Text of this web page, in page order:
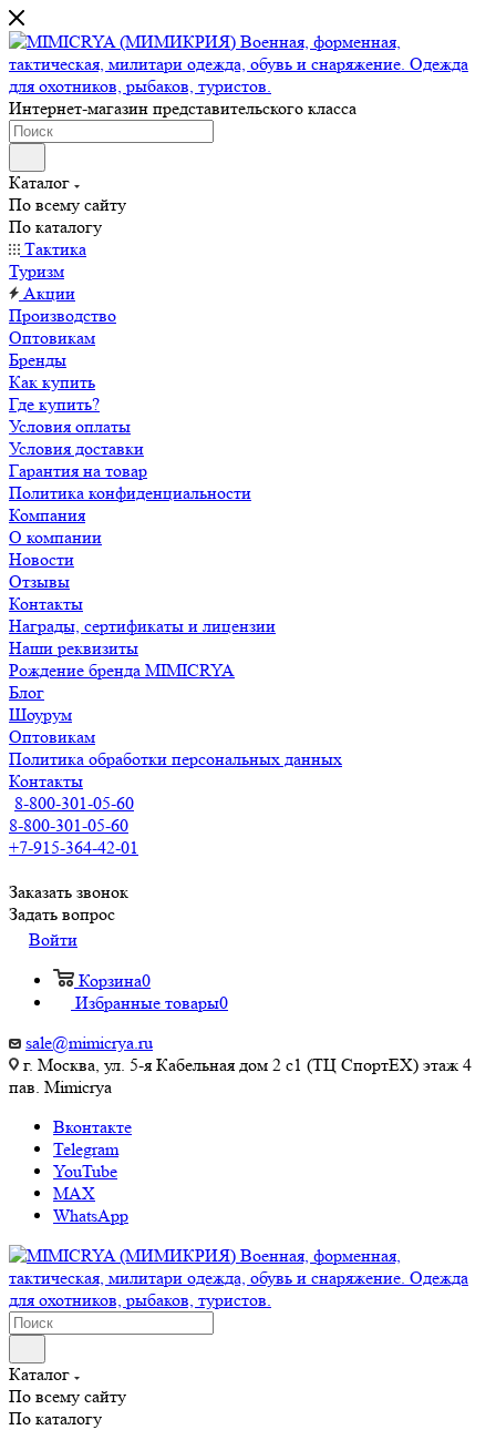
Интернет-магазин представительского класса
Каталог
По всему сайту
По каталогу
Тактика
Туризм
Акции
Производство
Оптовикам
Бренды
Как купить
Где купить?
Условия оплаты
Условия доставки
Гарантия на товар
Политика конфиденциальности
Компания
О компании
Новости
Отзывы
Контакты
Награды, сертификаты и лицензии
Наши реквизиты
Рождение бренда MIMICRYA
Блог
Шоурум
Оптовикам
Политика обработки персональных данных
Контакты
8-800-301-05-60
8-800-301-05-60
+7-915-364-42-01
Заказать звонок
Задать вопрос
Войти
Корзина0
Избранные товары0
sale@mimicrya.ru
г. Москва, ул. 5-я Кабельная дом 2 с1 (ТЦ СпортEX) этаж 4
пав. Mimicrya
Вконтакте
Telegram
YouTube
MAX
WhatsApp
Каталог
По всему сайту
По каталогу